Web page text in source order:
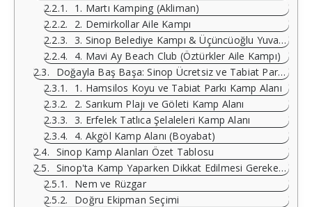
1. Martı Kamping (Akliman)
2. Demirkollar Aile Kampı
3. Sinop Belediye Kampı & Üçüncüoğlu Yuvam Tatil Köyü
4. Mavi Ay Beach Club (Öztürkler Aile Kampı)
Doğayla Baş Başa: Sinop Ücretsiz ve Tabiat Parkı Kamp Alanları
1. Hamsilos Koyu ve Tabiat Parkı Kamp Alanı
2. Sarıkum Plajı ve Göleti Kamp Alanı
3. Erfelek Tatlıca Şelaleleri Kamp Alanı
4. Akgöl Kamp Alanı (Boyabat)
Sinop Kamp Alanları Özet Tablosu
Sinop'ta Kamp Yaparken Dikkat Edilmesi Gerekenler
Nem ve Rüzgar
Doğru Ekipman Seçimi